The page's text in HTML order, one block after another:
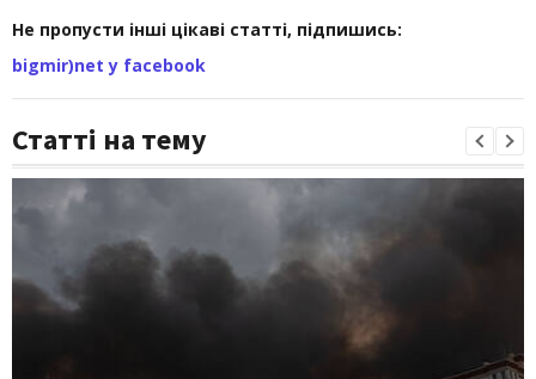
Не пропусти інші цікаві статті, підпишись:
bigmir)net у facebook
Статті на тему